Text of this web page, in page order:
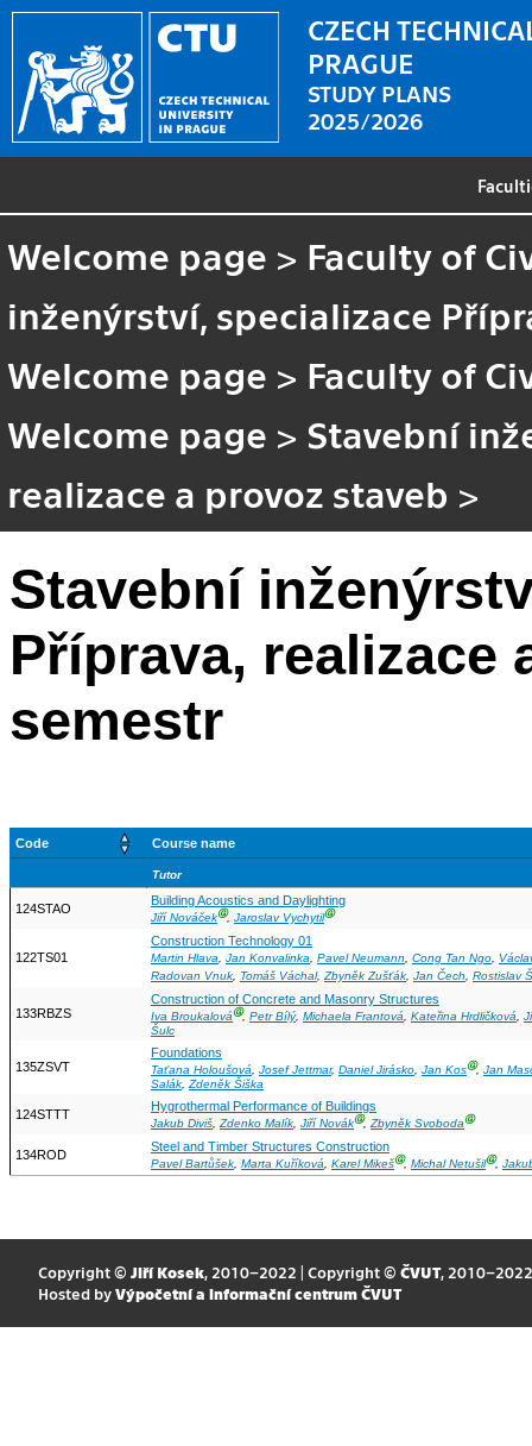
CZECH
PRAGUE
STUDY PLANS
2025/2026
Welcome page > Faculty of
inženýrství, specializace
Welcome page > Faculty of
Welcome page > Stavební
realizace a provoz staveb >
Stavební
Příprava, realizace
semestr
Code Course name
Tutor
124STAO
Building Acoustics and Daylighting
Jiří NováčekⒼ, Jaroslav VychytilⒼ
122TS01
Construction Technology 01
Martin Hlava, Jan Konvalinka, Pavel Neumann, Cong Tan Ngo,
Radovan Vnuk
Tomáš Váchal, Zbyněk Zušťák Jan Čech Rostislav
133RBZS
Construction of Concrete and Masonry Structures
Iva BroukalováⒼ, Petr Bílý, Michaela Frantová, Kateřina Hrdličková,
Šulc
135ZSVT
Foundations
Taťana Holoušová, Josef Jettmar, Daniel Jirásko, Jan KosⒼ, Jan
Salák Zdeněk Šiška
124STTT
Hygrothermal Performance of Buildings
Jakub Diviš,Zdenko Malík, Jiří NovákⒼ,Zbyněk SvobodaⒼ
134ROD
Steel and Timber Structures Construction
Pavel Bartůšek, Marta Kuříková, Karel MikešⒼ, Michal NetušilⒼ,
Copyright © Jiří Kosek, 2010–2022 | Copyright © ČVUT, 2010–2022
Hosted by Výpočetní a informační centrum ČVUT